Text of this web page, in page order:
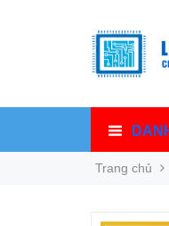
Trang chủ